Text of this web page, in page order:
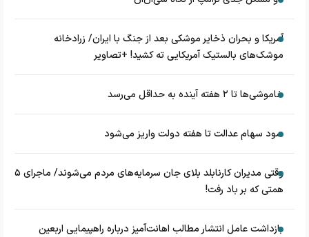
آمریکا و بحران ذخایر موشکی بعد از جنگ با ایران/ زرادخانه
موشک‌های بالستیک آمریکایی ته کشید! +تصاویر
خاموشی‌ها تا ۲ هفته آینده به حداقل می‌رسد
سود سهام عدالت تا هفته دولت واریز می‌شود
وقتی مدیران کارنابلد بلای جان سرمایه‌های مردم می‌شوند/ ماجرای ۵
همتی که بر باد رفت!
بازداشت عامل انتشار مطالب اهانت‌آمیز درباره راهپیمایی اربعین